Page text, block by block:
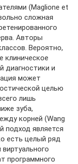
(Maglione et
сложная
Авторы
Вероятно,
клиническое
диагностики и
может
целью
лишь
зуба,
корней (Wang
подход является
есть целый ряд
программного